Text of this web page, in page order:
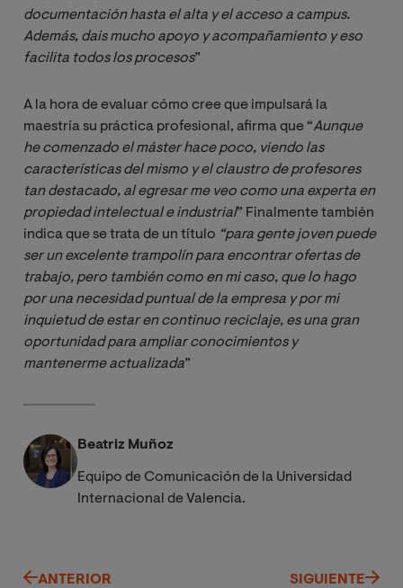
documentación hasta el alta y el acceso a campus.
Además, dais mucho apoyo y acompañamiento y eso
facilita todos los procesos”
A la hora de evaluar cómo cree que impulsará la
maestría su práctica profesional, afirma que “Aunque
he comenzado el máster hace poco, viendo las
características del mismo y el claustro de profesores
tan destacado, al egresar me veo como una experta en
propiedad intelectual e industrial” Finalmente también
indica que se trata de un título “para gente joven puede
ser un excelente trampolín para encontrar ofertas de
trabajo, pero también como en mi caso, que lo hago
por una necesidad puntual de la empresa y por mi
inquietud de estar en continuo reciclaje, es una gran
oportunidad para ampliar conocimientos y
mantenerme actualizada”
Beatriz Muñoz
Equipo de Comunicación de la Universidad
Internacional de Valencia.
ANTERIOR SIGUIENTE